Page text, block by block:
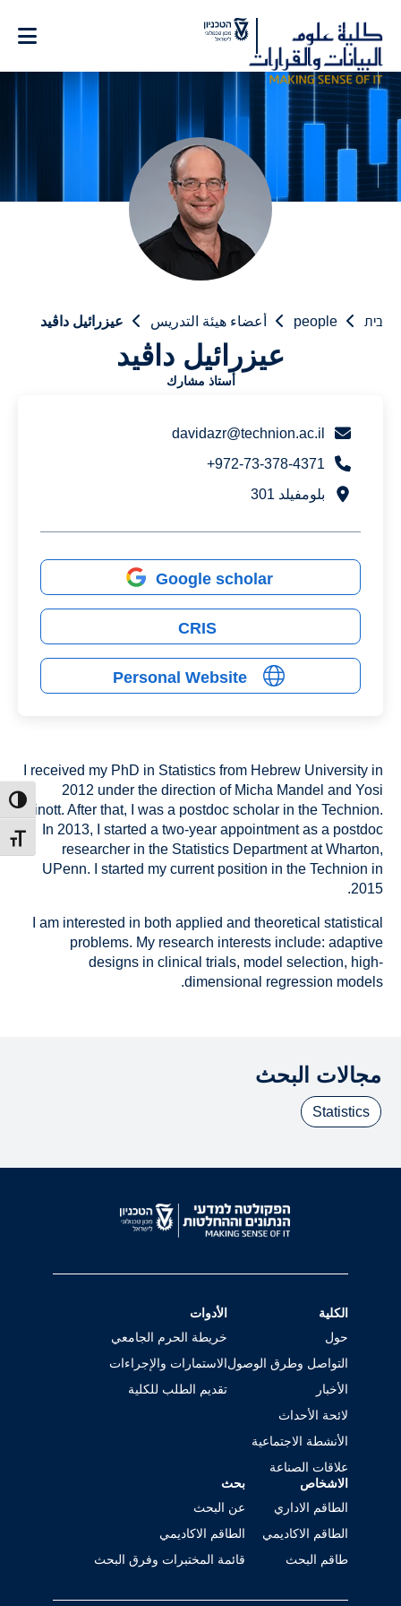
Content
size
בית people أعضاء هيئة التدريس عيزرائيل داڨيد
عيزرائيل داڨيد
أستاذ مشارك
davidazr@technion.ac.il
972-73-378-4371+
بلومفيلد 301
Personal Website
CRIS
Google scholar
I received my PhD in Statistics from Hebrew University in
2012 under the direction of Micha Mandel and Yosi
Rinott. After that, I was a postdoc scholar in the Technion.
In 2013, I started a two-year appointment as a postdoc
researcher in the Statistics Department at Wharton,
UPenn. I started my current position in the Technion in
2015.
I am interested in both applied and theoretical statistical
problems. My research interests include: adaptive
designs in clinical trials, model selection, high-
dimensional regression models.
مجالات البحث
Statistics
الكلية
حول
التواصل وطرق الوصول
الأخبار
لائحة الأحداث
الأنشطة الاجتماعية
علاقات الصناعة
الأدوات
خريطة الحرم الجامعي
الاستمارات والإجراءات
تقديم الطلب للكلية
الاشخاص
الطاقم الاداري
الطاقم الاكاديمي
طاقم البحث
بحث
عن البحث
الطاقم الاكاديمي
قائمة المختبرات وفرق البحث